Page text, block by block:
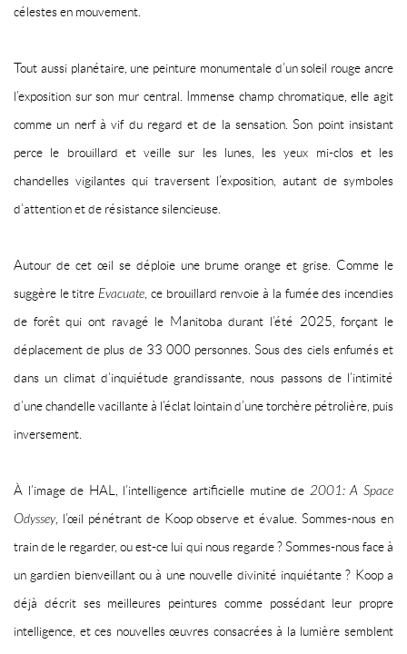
célestes en mouvement.
Tout aussi planétaire, une peinture monumentale d’un soleil rouge ancre
l’exposition sur son mur central. Immense champ chromatique, elle agit
comme un nerf à vif du regard et de la sensation. Son point insistant
perce le brouillard et veille sur les lunes, les yeux mi-clos et les
chandelles vigilantes qui traversent l’exposition, autant de symboles
d’attention et de résistance silencieuse.
Autour de cet œil se déploie une brume orange et grise. Comme le
suggère le titre Evacuate , ce brouillard renvoie à la fumée des incendies
de forêt qui ont ravagé le Manitoba durant l’été 2025, forçant le
déplacement de plus de 33 000 personnes. Sous des ciels enfumés et
dans un climat d’inquiétude grandissante, nous passons de l’intimité
d’une chandelle vacillante à l’éclat lointain d’une torchère pétrolière, puis
inversement.
À l’image de HAL, l’intelligence artificielle mutine de 2001: A Space
Odyssey, l’œil pénétrant de Koop observe et évalue. Sommes-nous en
train de le regarder, ou est-ce lui qui nous regarde ? Sommes-nous face à
un gardien bienveillant ou à une nouvelle divinité inquiétante ? Koop a
déjà décrit ses meilleures peintures comme possédant leur propre
intelligence, et ces nouvelles œuvres consacrées à la lumière semblent